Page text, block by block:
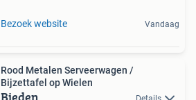
Bezoek website Vandaag
Rood Metalen Serveerwagen /
Bijzettafel op Wielen